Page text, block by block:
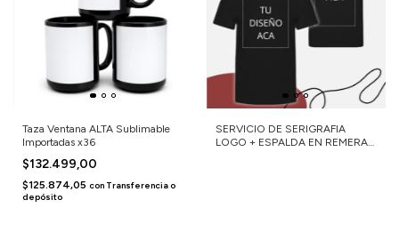
Taza Ventana ALTA Sublimable
Importadas x36
$132.499,00
$125.874,05 con Transferencia o
depósito
SERVICIO DE SERIGRAFIA
LOGO + ESPALDA EN REMERA